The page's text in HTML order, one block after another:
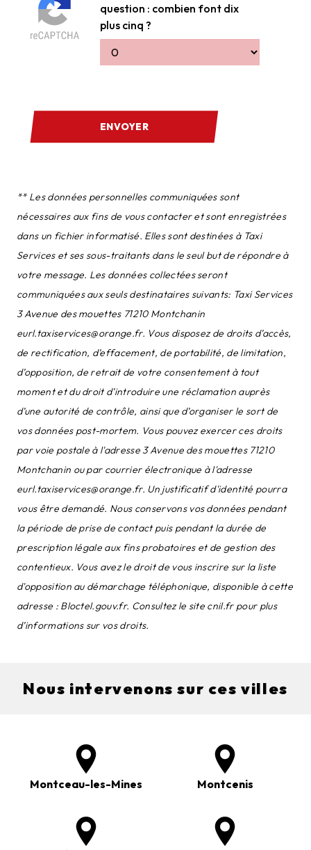
question : combien font dix
plus cinq ?
ENVOYER
** Les données personnelles communiquées sont
nécessaires aux fins de vous contacter et sont enregistrées
dans un fichier informatisé. Elles sont destinées à Taxi
Services et ses sous-traitants dans le seul but de répondre à
votre message. Les données collectées seront
communiquées aux seuls destinataires suivants: Taxi Services
3 Avenue des mouettes 71210 Montchanin
eurl.taxiservices@orange.fr. Vous disposez de droits d’accès,
de rectification, d’effacement, de portabilité, de limitation,
d’opposition, de retrait de votre consentement à tout
moment et du droit d’introduire une réclamation auprès
d’une autorité de contrôle, ainsi que d’organiser le sort de
vos données post-mortem. Vous pouvez exercer ces droits
par voie postale à l'adresse 3 Avenue des mouettes 71210
Montchanin ou par courrier électronique à l'adresse
eurl.taxiservices@orange.fr. Un justificatif d'identité pourra
vous être demandé. Nous conservons vos données pendant
la période de prise de contact puis pendant la durée de
prescription légale aux fins probatoires et de gestion des
contentieux. Vous avez le droit de vous inscrire sur la liste
d'opposition au démarchage téléphonique, disponible à cette
adresse : Bloctel.gouv.fr. Consultez le site cnil.fr pour plus
d’informations sur vos droits.
Nous intervenons sur ces villes
Montceau-les-Mines Montcenis